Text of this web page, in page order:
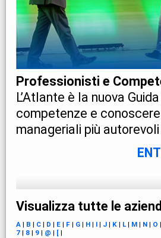
Professionisti e
L’Atlante è la nuova
competenze e
manageriali più
Visualizza tutte le
A | B | C | D | E | F | G | H | I | J | K | L| M | N | O |
7 | 8 | 9 | @ | [ |